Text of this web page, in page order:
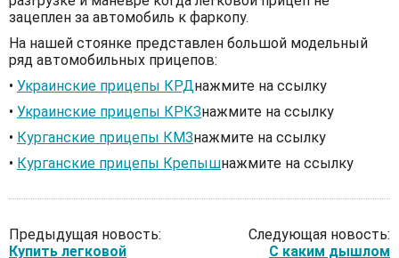
зацеплен за автомобиль к фаркопу.
На нашей стоянке представлен большой модельный
ряд автомобильных прицепов:
• Украинские прицепы КРДнажмите на ссылку
• Украинские прицепы КРКЗнажмите на ссылку
• Курганские прицепы КМЗнажмите на ссылку
• Курганские прицепы Крепышнажмите на ссылку
Предыдущая новость:
Купить легковой
Следующая новость:
С каким дышлом